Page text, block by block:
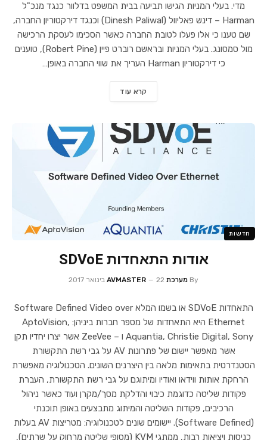
מדי. בעלי המניות הגישו תביעה בבית המשפט בדלוור כנגד מנכ"ל
Harman – דינש פאליוול (Dinesh Paliwal) וכנגד דירקטוריון החברה,
שם טענו כי אלו פעלו לטובת החברה כאשר הסכימו לעסקת הרכישה
מול סמסונג. בעלי המניות ובראשם רוברט פיין (Robert Pine), טוענים
כי דירקטוריון Harman העריך את שווי החברה באופן…
קרא עוד
חדשות
אודות התאחדות SDVoE
By מערכת AVMASTER 22 בינואר 2017
התאחדות SDVoE או בשמו המלא Software Defined Video over
Ethernet היא התאחדות של מספר חברות ביניהן: AptoVision,
Aquantia, Christie Digital, Sony ו – ZeeVee אשר יצרו יחדיו תקן
אשר מאפשר יישום של פתרונות AV על גבי רשת התקשורת
הסטנדרטית בתאימות מלאה בין היצרנים השונים. הטכנולוגיה מאפשרת
הרחקת אותות ווידאו ואודיו ומיתוגם על גבי רשת התקשורת, העברת
פקודות שליטה כדוגמת כיבוי והדלקת מסך/מקרן ועוד כאשר ניהול
הרכיבים, פקודות השליטה והמיתוג מתבצעים באופן תוכנתי
(Software Defined). יישומים שונים לטכנולוגיה: מטריצות AV בעלות
כניסות ויציאות רבות, ממתגי KVM (מסופי שליטה מרחוק על שרתים),